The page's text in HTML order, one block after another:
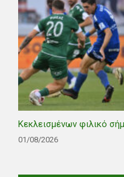
Κεκλεισμένων φιλικό
01/08/2026